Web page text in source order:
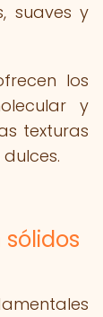
suaves y
los
y
texturas